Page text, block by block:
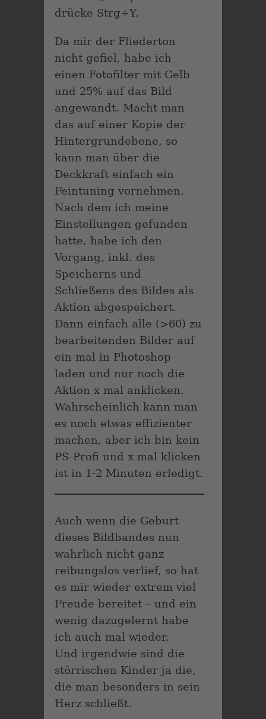
drücke Strg+Y.
Da mir der Fliederton
nicht gefiel, habe ich
einen Fotofilter mit Gelb
und 25% auf das Bild
angewandt. Macht man
das auf einer Kopie der
Hintergrundebene, so
kann man über die
Deckkraft einfach ein
Feintuning vornehmen.
Nach dem ich meine
Einstellungen gefunden
hatte, habe ich den
Vorgang, inkl. des
Speicherns und
Schließens des Bildes als
Aktion abgespeichert.
Dann einfach alle (>60) zu
bearbeitenden Bilder auf
ein mal in Photoshop
laden und nur noch die
Aktion x mal anklicken.
Wahrscheinlich kann man
es noch etwas effizienter
machen, aber ich bin kein
PS-Profi und x mal klicken
ist in 1-2 Minuten erledigt.
Auch wenn die Geburt
dieses Bildbandes nun
wahrlich nicht ganz
reibungslos verlief, so hat
es mir wieder extrem viel
Freude bereitet – und ein
wenig dazugelernt habe
ich auch mal wieder.
Und irgendwie sind die
störrischen Kinder ja die,
die man besonders in sein
Herz schließt.